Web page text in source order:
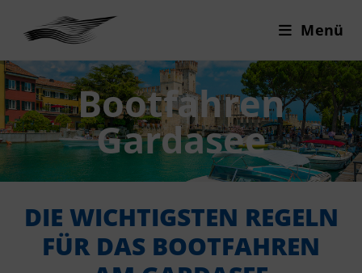
Menü
Bootfahren
Gardasee
DIE WICHTIGSTEN REGELN
FÜR DAS BOOTFAHREN